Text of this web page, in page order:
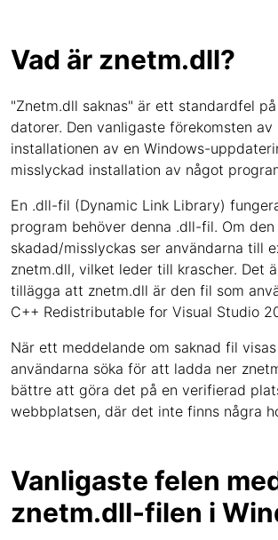
Vad är znetm.dll?
"Znetm.dll saknas" är ett standardfel
datorer. Den vanligaste förekomsten
installationen av en Windows-
misslyckad installation av något
En .dll-fil (Dynamic Link Library)
program behöver denna .dll-fil. Om den
skadad/misslyckas ser användarna till
znetm.dll, vilket leder till krascher. Det
tillägga att znetm.dll är den fil som
C++ Redistributable for Visual Studio
När ett meddelande om saknad fil
användarna söka för att ladda ner
bättre att göra det på en verifierad
webbplatsen, där det inte finns några
Vanligaste felen
znetm.dll-filen i